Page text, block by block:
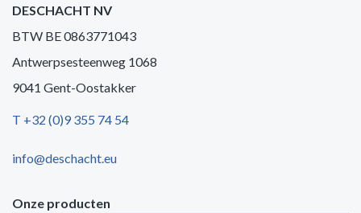
DESCHACHT NV
BTW BE 0863771043
Antwerpsesteenweg 1068
9041 Gent-Oostakker
T +32 (0)9 355 74 54
info@deschacht.eu
Onze producten